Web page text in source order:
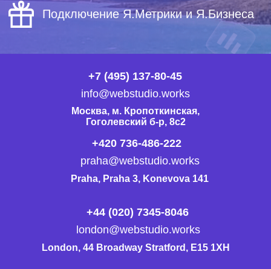
+7 (495) 137-80-45
info@webstudio.works
Москва, м. Кропоткинская,
Гоголевский б-р, 8с2
+44 (020) 7345-8046
london@webstudio.works
London, 44 Broadway Stratford, E15 1XH
+420 736-486-222
praha@webstudio.works
Praha, Praha 3, Konevova 141